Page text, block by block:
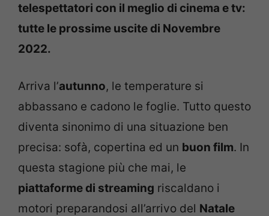
telespettatori con il meglio di cinema e tv:
tutte le prossime uscite di Novembre
2022.
Arriva l’autunno, le temperature si
abbassano e cadono le foglie. Tutto questo
diventa sinonimo di una situazione ben
precisa: sofà, copertina ed un buon film. In
questa stagione più che mai, le
piattaforme di streaming riscaldano i
motori preparandosi all’arrivo del Natale